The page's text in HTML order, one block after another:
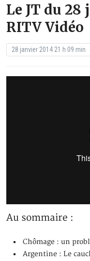
Le JT du 28
RITV Vidéo
28 janvier 2014 21 h 09 min
Au sommaire :
Chômage : un
Argentine : Le